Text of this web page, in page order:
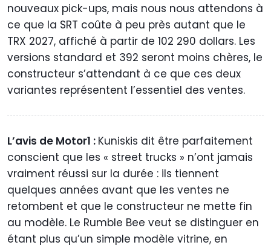
nouveaux pick-ups, mais nous nous attendons à
ce que la SRT coûte à peu près autant que le
TRX 2027, affiché à partir de 102 290 dollars. Les
versions standard et 392 seront moins chères, le
constructeur s’attendant à ce que ces deux
variantes représentent l’essentiel des ventes.
L’avis de Motor1 : Kuniskis dit être parfaitement
conscient que les « street trucks » n’ont jamais
vraiment réussi sur la durée : ils tiennent
quelques années avant que les ventes ne
retombent et que le constructeur ne mette fin
au modèle. Le Rumble Bee veut se distinguer en
étant plus qu’un simple modèle vitrine, en